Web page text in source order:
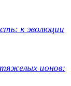
к эволюции
ионов: